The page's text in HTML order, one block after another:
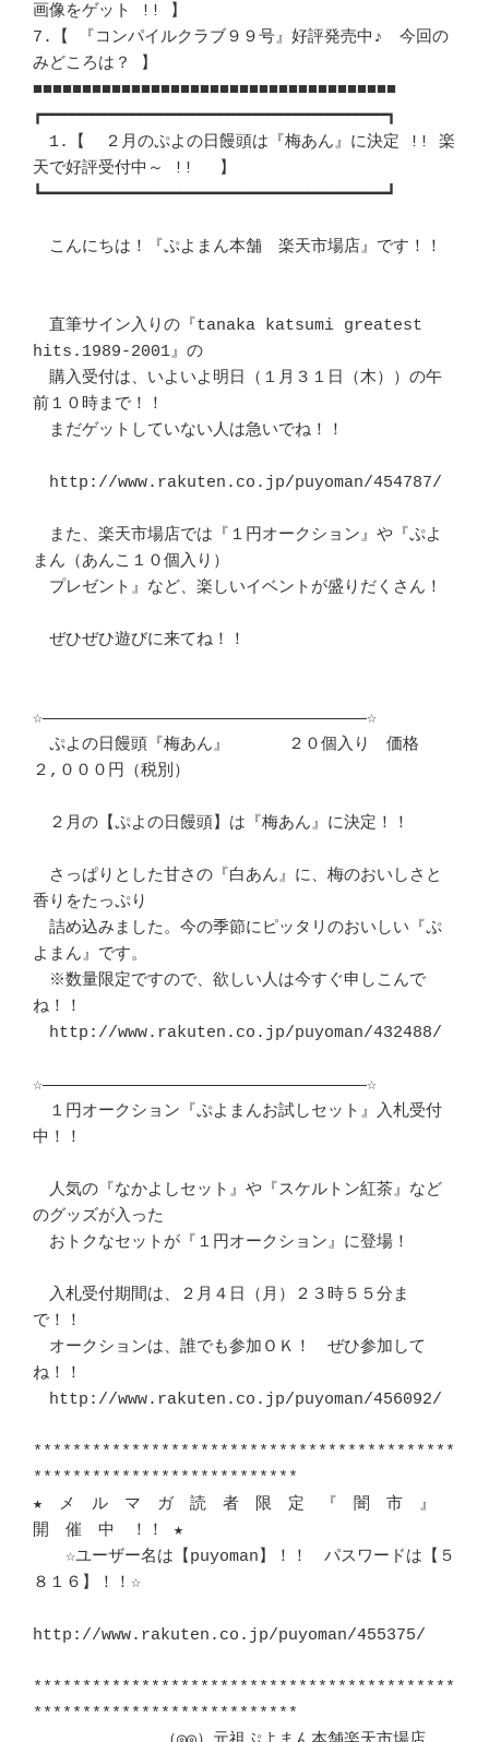
画像をゲット !! 】
7.【 『コンパイルクラブ９９号』好評発売中♪　今回の
みどころは？ 】
■■■■■■■■■■■■■■■■■■■■■■■■■■■■■■■■■■■■■
┏━━━━━━━━━━━━━━━━━━━━━━━━━━━━━━━━━━━┓
1.【  ２月のぷよの日饅頭は『梅あん』に決定 !! 楽
天で好評受付中～ !! 　】
┗━━━━━━━━━━━━━━━━━━━━━━━━━━━━━━━━━━━┛
こんにちは！『ぷよまん本舗　楽天市場店』です！！
直筆サイン入りの『tanaka katsumi greatest
hits.1989-2001』の
購入受付は、いよいよ明日（１月３１日（木））の午
前１０時まで！！
まだゲットしていない人は急いでね！！
http://www.rakuten.co.jp/puyoman/454787/
また、楽天市場店では『１円オークション』や『ぷよ
まん（あんこ１０個入り）
プレゼント』など、楽しいイベントが盛りだくさん！
ぜひぜひ遊びに来てね！！
☆―――――――――――――――――――――――――――――――――☆
ぷよの日饅頭『梅あん』　　　 ２０個入り　価格
２,０００円（税別）
２月の【ぷよの日饅頭】は『梅あん』に決定！！
さっぱりとした甘さの『白あん』に、梅のおいしさと
香りをたっぷり
詰め込みました。今の季節にピッタリのおいしい『ぷ
よまん』です。
※数量限定ですので、欲しい人は今すぐ申しこんで
ね！！
http://www.rakuten.co.jp/puyoman/432488/
☆―――――――――――――――――――――――――――――――――☆
１円オークション『ぷよまんお試しセット』入札受付
中！！
人気の『なかよしセット』や『スケルトン紅茶』など
のグッズが入った
おトクなセットが『１円オークション』に登場！
入札受付期間は、２月４日（月）２３時５５分ま
で！！
オークションは、誰でも参加ＯＫ！　ぜひ参加して
ね！！
http://www.rakuten.co.jp/puyoman/456092/
*******************************************
***************************
★　メ　ル　マ　ガ　読　者　限　定　『　闇　市　』
開　催　中　！！ ★
☆ユーザー名は【puyoman】！！　パスワードは【５
８１６】！！☆
http://www.rakuten.co.jp/puyoman/455375/
*******************************************
***************************